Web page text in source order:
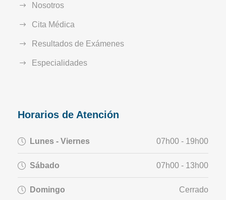
Nosotros
Cita Médica
Resultados de Exámenes
Especialidades
Horarios de Atención
Lunes - Viernes 07h00 - 19h00
Sábado 07h00 - 13h00
Domingo Cerrado